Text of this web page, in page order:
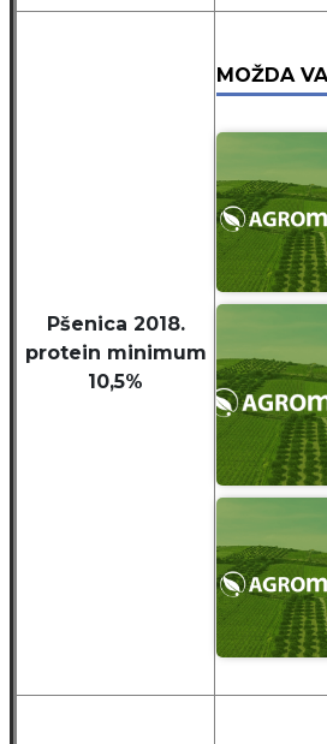
Pšenica 2018.
protein minimum
10,5%
MOŽDA